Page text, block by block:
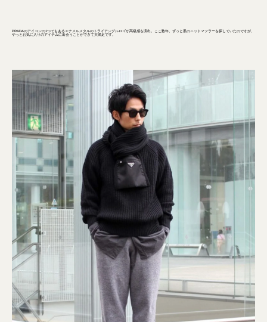
PRADAのアイコンの1つでもあるエナメルメタルのトライアングルロゴが高級感を演出。ここ数年、ずっと黒のニットマフラーを探していたのですが、
やっとお気に入りのアイテムに出会うことができて大満足です。